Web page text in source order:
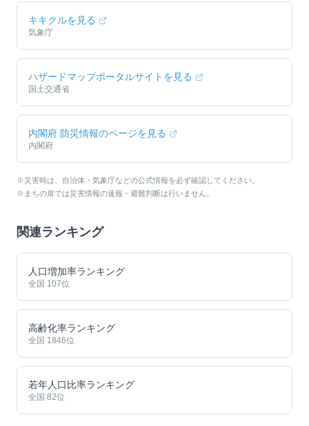
キキクルを見る
気象庁
ハザードマップポータルサイトを見る
国土交通省
内閣府 防災情報のページを見る
内閣府
※災害時は、自治体・気象庁などの公式情報を必ず確認してください。
※まちの扉では災害情報の速報・避難判断は行いません。
関連ランキング
人口増加率ランキング
全国 107位
高齢化率ランキング
全国 1846位
若年人口比率ランキング
全国 82位